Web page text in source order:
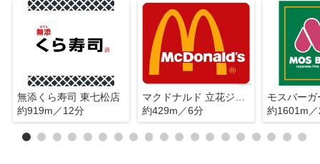
無添くら寿司 東七松店
約919m／12分
約429m／6分
約1601m